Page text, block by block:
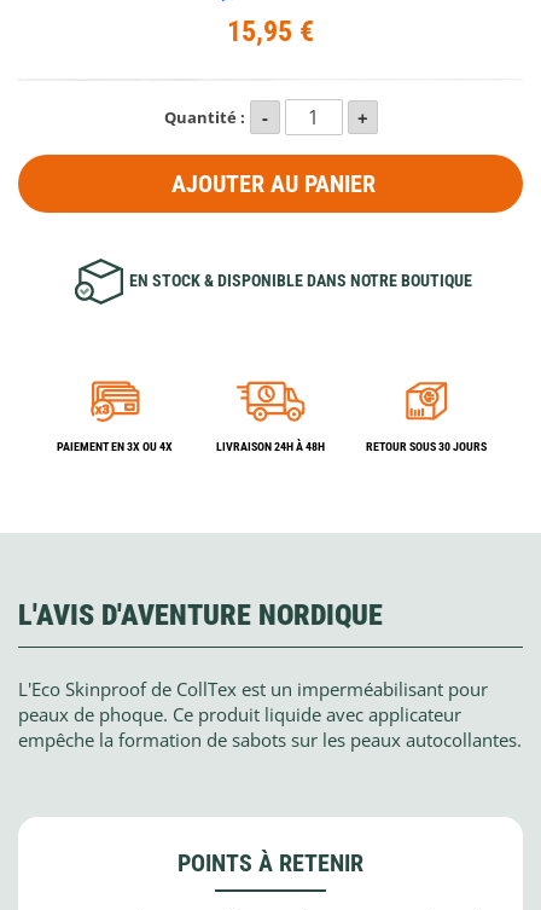
15,95 €
Quantité :
AJOUTER AU PANIER
EN STOCK & DISPONIBLE DANS NOTRE BOUTIQUE
PAIEMENT EN 3X OU 4X LIVRAISON 24H À 48H RETOUR SOUS 30 JOURS
L'AVIS D'AVENTURE NORDIQUE
L'Eco Skinproof de CollTex est un imperméabilisant pour
peaux de phoque. Ce produit liquide avec applicateur
empêche la formation de sabots sur les peaux autocollantes.
POINTS À RETENIR